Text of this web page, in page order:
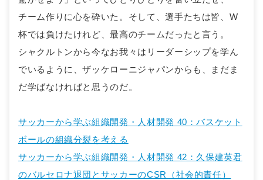
チーム作りに心を砕いた。そして、選手たちは皆、W
杯では負けたけれど、最高のチームだったと言う。
シャクルトンから今なお我々はリーダーシップを学ん
でいるように、ザッケローニジャパンからも、まだま
だ学ばなければと思うのだ。
サッカーから学ぶ組織開発・人材開発 40：バスケット
ボールの組織分裂を考える
サッカーから学ぶ組織開発・人材開発 42：久保建英君
のバルセロナ退団とサッカーのCSR（社会的責任）